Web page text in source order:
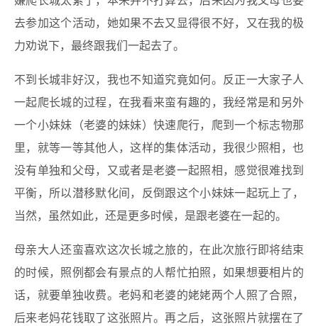
去参加这个活动，她如果不去又显得很不好，又在我的极
力劝说下，最终跟我们一起去了。
不到长城非好汉，我也不知道究竟如何。反正一大家子人
一起爬长城的过程，在我看来蛮有趣的，我经常是和另外
一个小妹妹（老婆的妹妹）快速爬行，爬到一个标志物那
里，就等一等其他人，这样的集体活动，我很少照相，也
没有单独和父母，又或者是老婆一起照相，感觉很难找到
平衡，所以潜移默化间，反倒跟这个小妹妹一起玩上了，
当然，虽然如此，还是更多时候，是跟老婆在一起的。
母亲大人还蛮喜欢这次长城之旅的，在此次旅行即将结束
的时候，照例都会有景点的人帮忙拍照，如果想要相片的
话，就要单独收费。老妈和老婆的姥姥两个人照了合照，
后来老妈花钱取了这张照片。再之后，这张照片就摆在了